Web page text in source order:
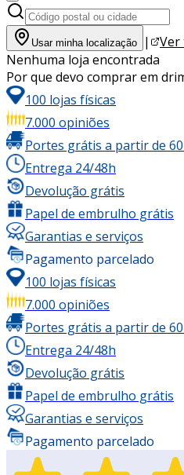
Usar minha localização |
Ver
Nenhuma loja encontrada
Por que devo comprar em
100 lojas físicas
7.000 opiniões
Portes grátis a partir de
Entrega 24/48h
Devolução grátis
Papel de embrulho grátis
Garantias e serviços
Pagamento parcelado
100 lojas físicas
7.000 opiniões
Portes grátis a partir de
Entrega 24/48h
Devolução grátis
Papel de embrulho grátis
Garantias e serviços
Pagamento parcelado